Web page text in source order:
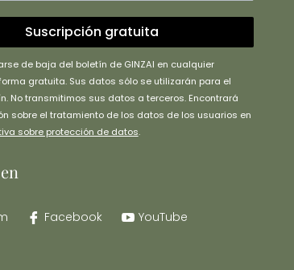
Suscripción gratuita
de baja del boletín de GINZAI en cualquier
gratuita. Sus datos sólo se utilizarán para el
No transmitimos sus datos a terceros. Encontrará
sobre el tratamiento de los datos de los usuarios en
sobre protección de datos.
Facebook YouTube